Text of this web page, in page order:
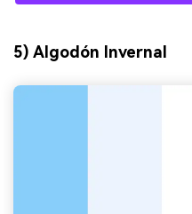
5) Algodón Invernal